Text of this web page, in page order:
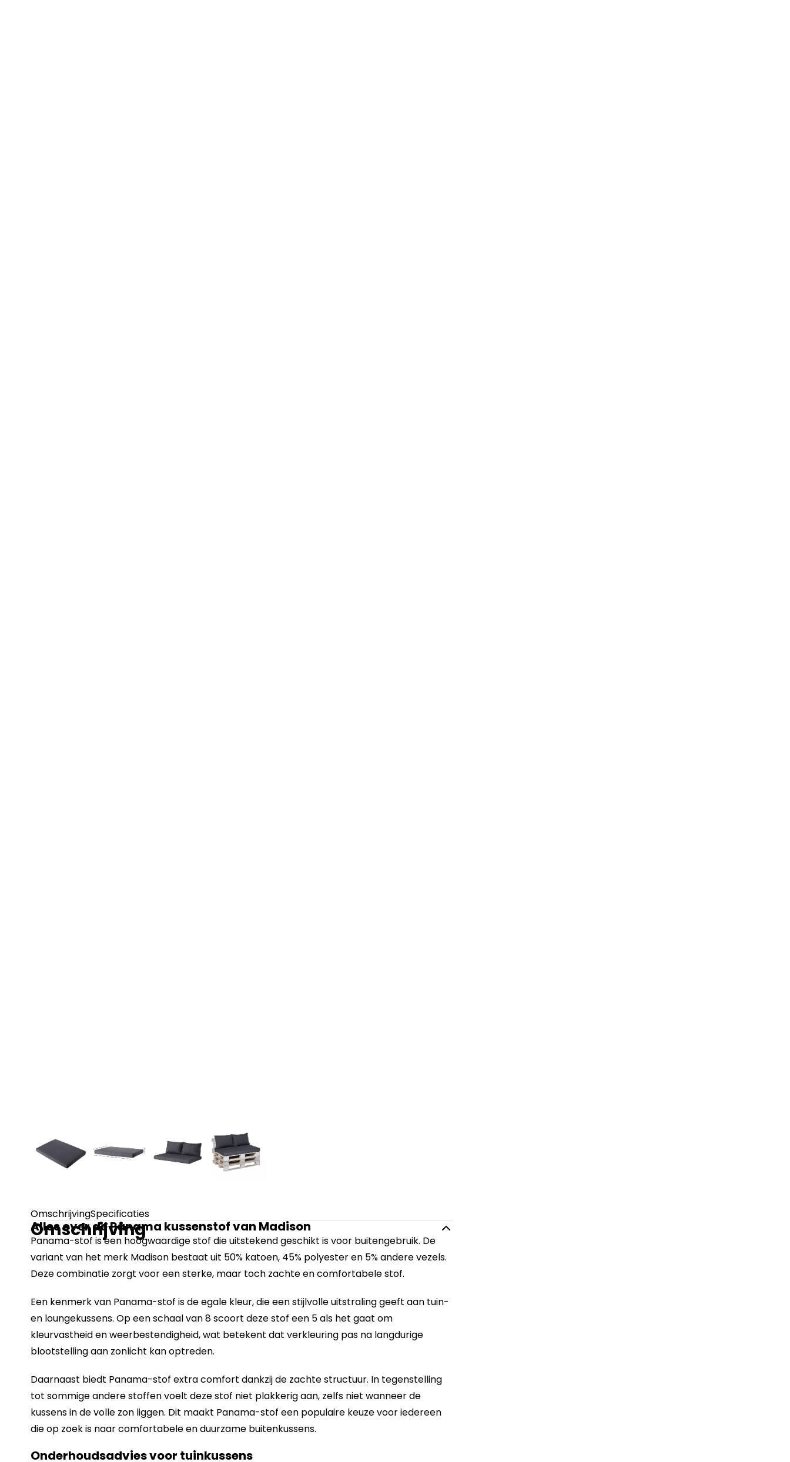
OmschrijvingSpecificaties
Omschrijving
Alles over de Panama kussenstof van Madison
Panama-stof is een hoogwaardige stof die uitstekend geschikt is voor buitengebruik. De
variant van het merk Madison bestaat uit 50% katoen, 45% polyester en 5% andere vezels.
Deze combinatie zorgt voor een sterke, maar toch zachte en comfortabele stof.
Een kenmerk van Panama-stof is de egale kleur, die een stijlvolle uitstraling geeft aan tuin-
en loungekussens. Op een schaal van 8 scoort deze stof een 5 als het gaat om
kleurvastheid en weerbestendigheid, wat betekent dat verkleuring pas na langdurige
blootstelling aan zonlicht kan optreden.
Daarnaast biedt Panama-stof extra comfort dankzij de zachte structuur. In tegenstelling
tot sommige andere stoffen voelt deze stof niet plakkerig aan, zelfs niet wanneer de
kussens in de volle zon liggen. Dit maakt Panama-stof een populaire keuze voor iedereen
die op zoek is naar comfortabele en duurzame buitenkussens.
Onderhoudsadvies voor tuinkussens